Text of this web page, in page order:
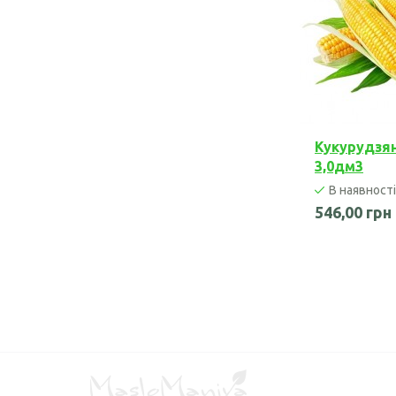
3,0дм3
В наявності
546,00 грн